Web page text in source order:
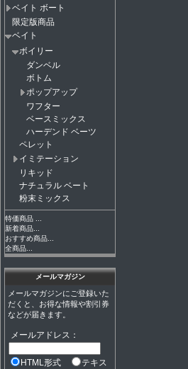
ベイト ボート
限定版商品
ベイト
ボイリー
ダンベル
ボトム
ポップアップ
ワフター
ベースミックス
ハーデンド ベーツ
ペレット
イミテーション
リキッド
ナチュラル ベート
粉末ミックス
特価商品 ...
新着商品...
おすすめ商品...
全商品...
メールマガジン
メールマガジンにご登録いた
だくと、お得な情報や割引券
などが届きます。
メールアドレス：
HTML形式
テキス